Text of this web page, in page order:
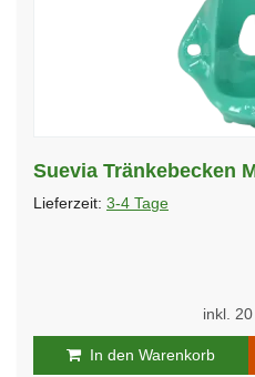
Suevia Tränkebecken
Lieferzeit: 3-4 Tage
inkl.
In den Warenkorb